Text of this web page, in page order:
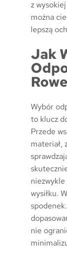
z
można
lepszą
Jak
Wybór
to klucz
Przede
materiał,
wysiłku.
nie